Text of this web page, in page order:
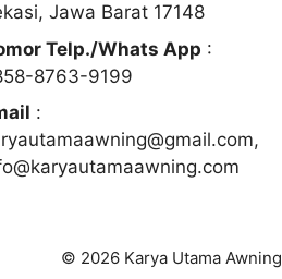
Jawa Barat 17148
Telp./Whats App :
8763-9199
:
© 2026 Karya Utama Awning